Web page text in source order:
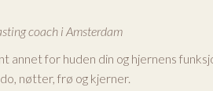
coach i Amsterdam
for huden din og hjernens
nøtter, frø og kjerner.